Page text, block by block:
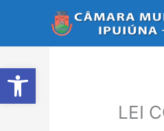
Abrir a barra de ferramentas
LEI